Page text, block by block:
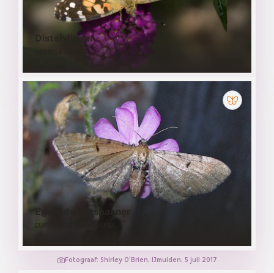
Distelvlinder
Egale dwergspanner
EUPITHECIA ABSINTHIATA
Fotograaf: Shirley O'Brien, IJmuiden, 5 juli 2017